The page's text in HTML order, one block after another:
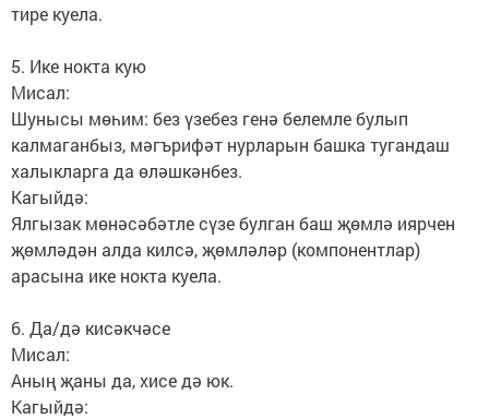
тире куела.
5. Ике нокта кую
Мисал:
Шунысы мөһим: без үзебез генә белемле булып
калмаганбыз, мәгърифәт нурларын башка тугандаш
халыкларга да өләшкәнбез.
Кагыйдә:
Ялгызак мөнәсәбәтле сүзе булган баш җөмлә иярчен
җөмләдән алда килсә, җөмләләр (компонентлар)
арасына ике нокта куела.
6. Да/дә кисәкчәсе
Мисал:
Аның җаны да, хисе дә юк.
Кагыйдә: